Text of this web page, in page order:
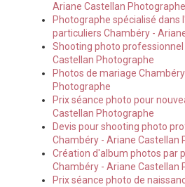
Ariane Castellan Photographe
Photographe spécialisé
particuliers Chambéry -
Shooting photo
Castellan Photographe
Photos de mariage
Photographe
Prix séance photo pour
Castellan Photographe
Devis pour shooting photo
Chambéry - Ariane Castellan
Création d'album photos par
Chambéry - Ariane Castellan
Prix séance photo de